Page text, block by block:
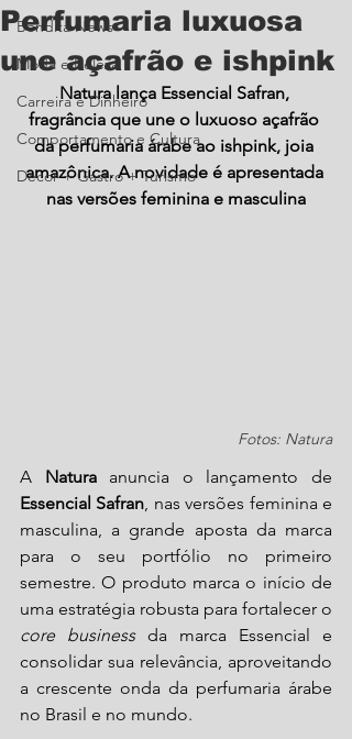
Bendita News
Moda e Beleza
Carreira e Dinheiro
Comportamento e Cultura
Decor + Gastro + Turismo
Perfumaria luxuosa
une açafrão e ishpink
Natura lança Essencial Safran,
fragrância que une o luxuoso açafrão
da perfumaria árabe ao ishpink, joia
amazônica. A novidade é apresentada
nas versões feminina e masculina
Fotos: Natura
A Natura
Essencial Safran, nas versões feminina e
masculina, a grande aposta da marca
para o seu portfólio no primeiro
semestre. O produto marca o início de
core business da marca Essencial e
consolidar sua relevância, aproveitando
a crescente onda da perfumaria árabe
no Brasil e no mundo.